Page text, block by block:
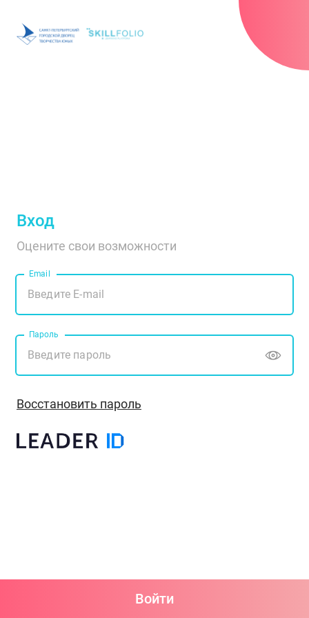
Вход
Оцените свои возможности
Email
Пароль
Восстановить пароль
Войти